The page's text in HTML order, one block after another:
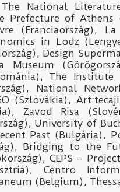
The National
Prefecture of Athens
(Franciaország),
in Lodz
Design
Museum
The
National
(Szlovákia),
Zavod Risa
University of
Past (Bulgária),
Bridging to the
CEPS –
Centro
(Belgium),